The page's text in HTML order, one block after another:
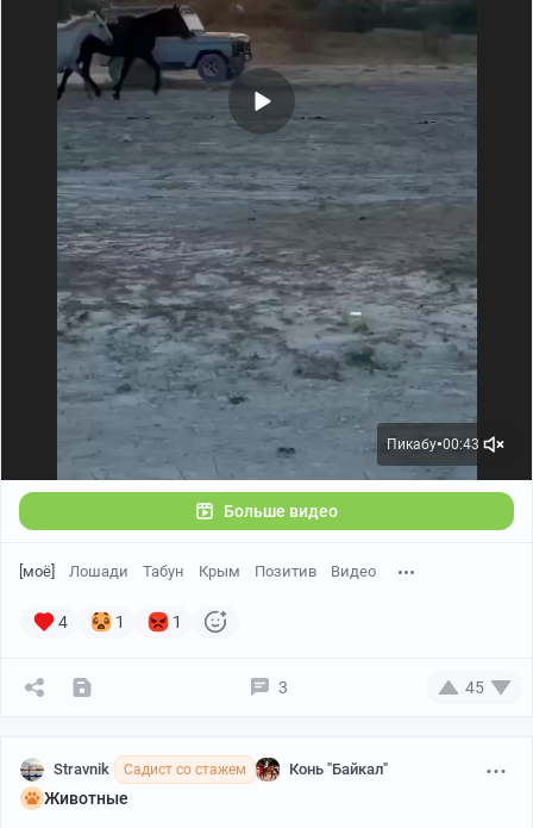
Пикабу●00:43
Больше видео
[моё] Лошади Табун Крым Позитив Видео
4 1 1
3 45
Stravnik Садист со стажем Конь "Байкал"
Животные